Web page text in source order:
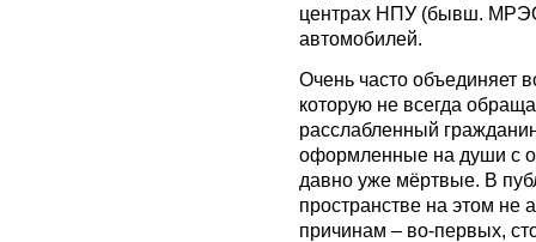
центрах НПУ (бывш.
автомобилей.
Очень часто объединяет
которую не всегда
расслабленный
оформленные на души с
давно уже мёртвые. В
пространстве на этом не
причинам – во-первых,